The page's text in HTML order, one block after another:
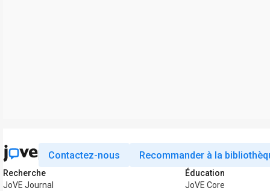
Contactez-nous Recommander à la
Recherche
JoVE Journal
Éducation
JoVE Core